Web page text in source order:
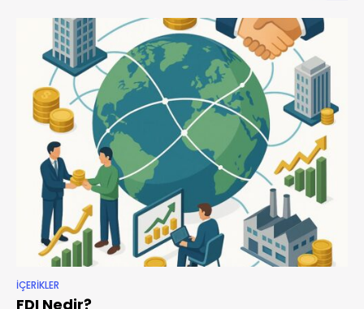
İÇERIKLER
FDI Nedir?